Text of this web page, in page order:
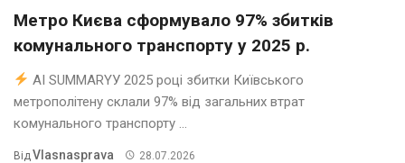
Метро Києва сформувало 97% збитків
комунального транспорту у 2025 р.
AI SUMMARYУ 2025 році збитки Київського
метрополітену склали 97% від загальних втрат
комунального транспорту ...
Від Vlasnasprava 28.07.2026